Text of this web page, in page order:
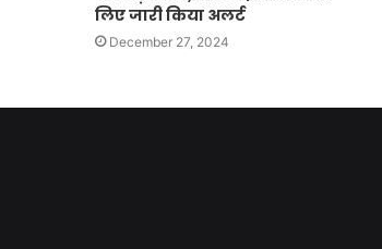
लिए जारी किया अलर्ट
December 27, 2024